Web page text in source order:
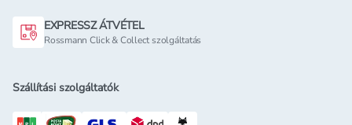
EXPRESSZ ÁTVÉTEL
Rossmann Click & Collect szolgáltatás
Szállítási szolgáltatók